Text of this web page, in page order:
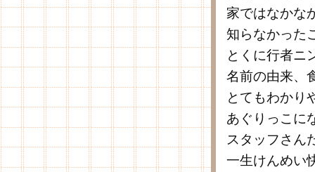
家ではなかな
知らなかった
とくに行者ニ
名前の由来、
とてもわかり
あぐりっこに
スタッフさん
一生けんめい